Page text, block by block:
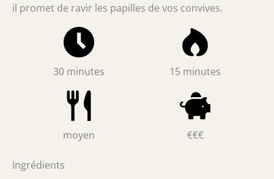
il promet de ravir les papilles de vos convives.
30 minutes 15 minutes
moyen €€€
Ingrédients